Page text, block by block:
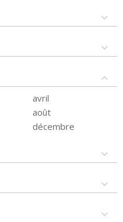
avril
août
décembre